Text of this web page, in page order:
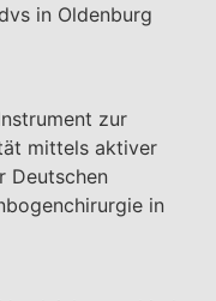
in Oldenburg
zur
mittels aktiver
Deutschen
in